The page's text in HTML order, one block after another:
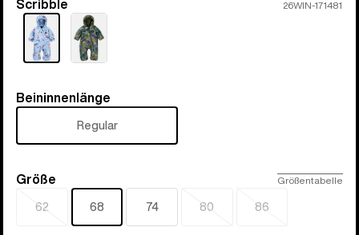
Farbe
Scribble 26WIN-171481
Beininnenlänge
Beininnenlänge
Regular
Größe
Größe Größentabelle
62
Ausverkauft
68 74 80
Ausverkauft
86
Ausverkauft